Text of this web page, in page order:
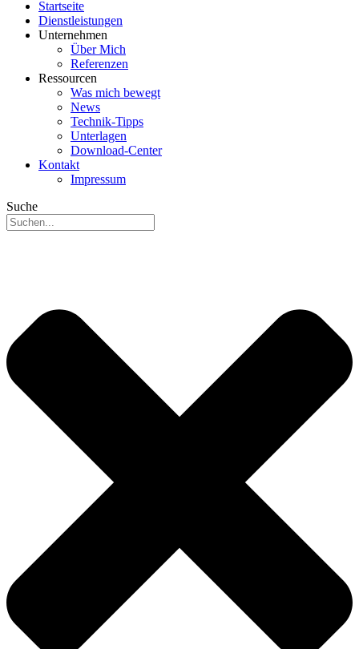
Startseite
Dienstleistungen
Unternehmen
Über Mich
Referenzen
Ressourcen
Was mich bewegt
News
Technik-Tipps
Unterlagen
Download-Center
Kontakt
Impressum
Suche